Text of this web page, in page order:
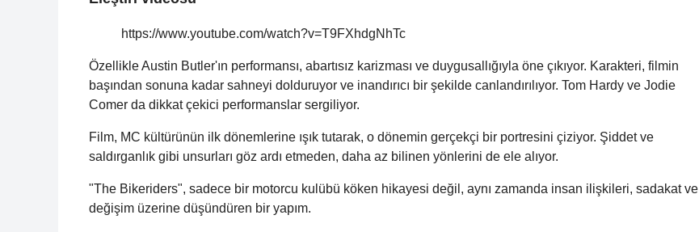
https://www.youtube.com/watch?v=T9FXhdgNhTc
Özellikle Austin Butler'ın performansı, abartısız karizması ve duygusallığıyla öne çıkıyor. Karakteri, filmin
başından sonuna kadar sahneyi dolduruyor ve inandırıcı bir şekilde canlandırılıyor. Tom Hardy ve Jodie
Comer da dikkat çekici performanslar sergiliyor.
Film, MC kültürünün ilk dönemlerine ışık tutarak, o dönemin gerçekçi bir portresini çiziyor. Şiddet ve
saldırganlık gibi unsurları göz ardı etmeden, daha az bilinen yönlerini de ele alıyor.
"The Bikeriders", sadece bir motorcu kulübü köken hikayesi değil, aynı zamanda insan ilişkileri, sadakat ve
değişim üzerine düşündüren bir yapım.